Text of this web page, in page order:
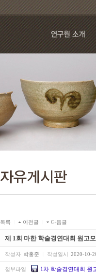
목록 이전글 다음글
제 1회 마한 학술경연대회 원고
작성자 박홍준 작성일시 2020-10-
첨부파일 1차 학술경연대회 원